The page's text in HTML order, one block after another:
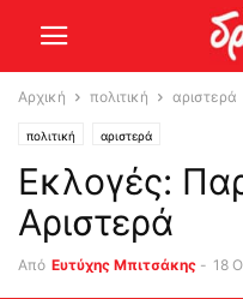
Αρχική πολιτική αριστερά
πολιτική αριστερά
Εκλογές:
Αριστερά
Από Ευτύχης Μπιτσάκης - 18